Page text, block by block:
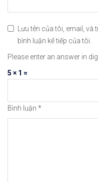
Lưu tên của tôi, email, và
bình luận kế tiếp của tôi.
Please enter an answer in
5 × 1 =
Bình luận *